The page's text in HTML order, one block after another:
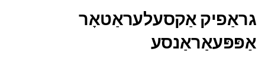
גראַפיק אַקסעלעראַטאָר
אַפּפּעאַראַנסע